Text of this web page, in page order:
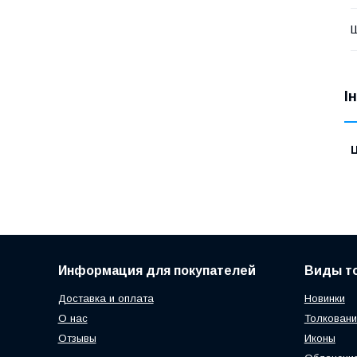
Информация для покупателей
Доставка и оплата
О нас
Отзывы
Виды
Новинки
Иконы